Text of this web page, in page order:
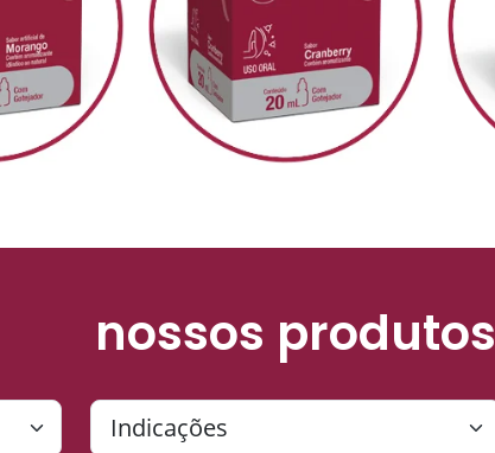
nossos produtos